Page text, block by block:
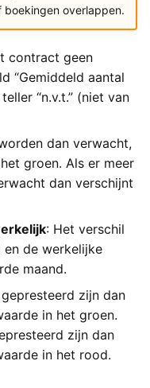
overlappen.
contract geen
“Gemiddeld aantal
“n.v.t.” (niet van
dan verwacht,
groen. Als er meer
dan verschijnt
: Het verschil
de werkelijke
maand.
zijn dan
in het groen.
zijn dan
in het rood.